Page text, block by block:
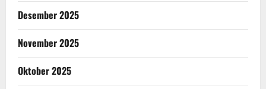
Desember 2025
November 2025
Oktober 2025